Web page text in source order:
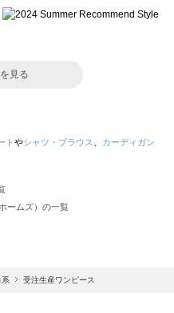
見る
ト やシャツ・ブラウス
カーディガン
ームズ）の一覧
マンサモスモス）の一覧
ー）の一覧
系 受注生産ワンピース